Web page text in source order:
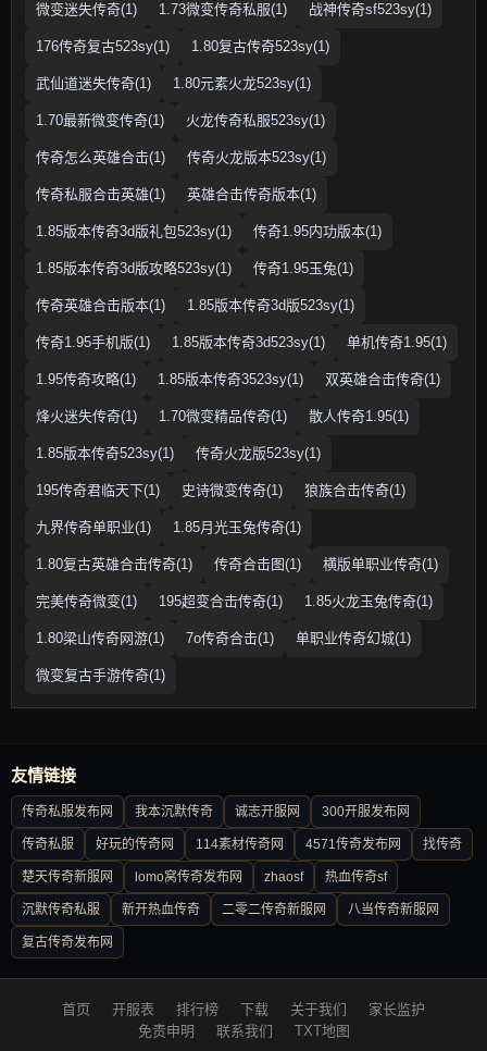
微变迷失传奇(1) 1.73微变传奇私服(1) 战神传奇sf523sy(1)
176传奇复古523sy(1) 1.80复古传奇523sy(1)
武仙道迷失传奇(1) 1.80元素火龙523sy(1)
1.70最新微变传奇(1) 火龙传奇私服523sy(1)
传奇怎么英雄合击(1) 传奇火龙版本523sy(1)
传奇私服合击英雄(1) 英雄合击传奇版本(1)
1.85版本传奇3d版礼包523sy(1) 传奇1.95内功版本(1)
1.85版本传奇3d版攻略523sy(1) 传奇1.95玉兔(1)
传奇英雄合击版本(1) 1.85版本传奇3d版523sy(1)
传奇1.95手机版(1) 1.85版本传奇3d523sy(1) 单机传奇1.95(1)
1.95传奇攻略(1) 1.85版本传奇3523sy(1) 双英雄合击传奇(1)
烽火迷失传奇(1) 1.70微变精品传奇(1) 散人传奇1.95(1)
1.85版本传奇523sy(1) 传奇火龙版523sy(1)
195传奇君临天下(1) 史诗微变传奇(1) 狼族合击传奇(1)
九界传奇单职业(1) 1.85月光玉兔传奇(1)
1.80复古英雄合击传奇(1) 传奇合击图(1) 横版单职业传奇(1)
完美传奇微变(1) 195超变合击传奇(1) 1.85火龙玉兔传奇(1)
1.80梁山传奇网游(1) 7o传奇合击(1) 单职业传奇幻城(1)
微变复古手游传奇(1)
友情链接
传奇私服发布网 我本沉默传奇 诚志开服网 300开服发布网
传奇私服 好玩的传奇网 114素材传奇网 4571传奇发布网 找传奇
楚天传奇新服网 lomo窝传奇发布网 zhaosf 热血传奇sf
沉默传奇私服 新开热血传奇 二零二传奇新服网 八当传奇新服网
复古传奇发布网
首页 开服表 排行榜 下载 关于我们
家长监护
免责申明
联系我们 TXT地图